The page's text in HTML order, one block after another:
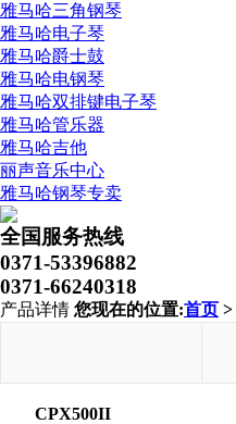
雅马哈三角钢琴
雅马哈电子琴
雅马哈爵士鼓
雅马哈电钢琴
雅马哈双排键电子琴
雅马哈管乐器
雅马哈吉他
丽声音乐中心
雅马哈钢琴专卖
全国服务热线
0371-53396882
0371-66240318
产品详情 您现在的位置:首页 >
CPX500II